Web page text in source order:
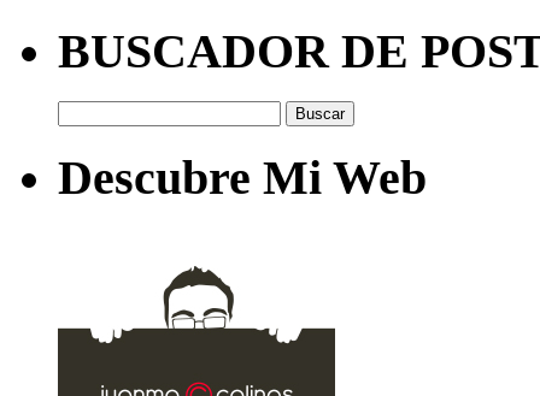
BUSCADOR DE
Descubre Mi Web